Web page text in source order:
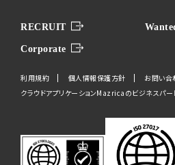
RECRUIT
Corporate
利用規約 個人情報保護方針
お問い合
クラウドアプリケーションMazricaのビジネスパー